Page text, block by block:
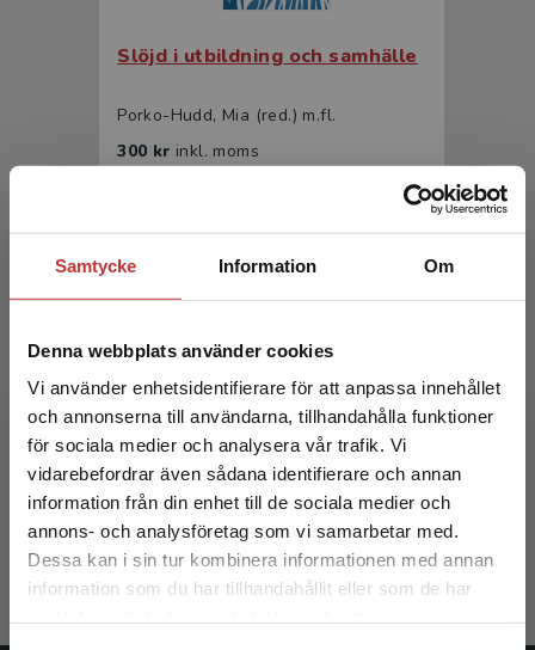
Samtycke Information Om
Denna webbplats använder cookies
Vi använder enhetsidentifierare för att anpassa innehållet
och annonserna till användarna, tillhandahålla funktioner
för sociala medier och analysera vår trafik. Vi
vidarebefordrar även sådana identifierare och annan
information från din enhet till de sociala medier och
annons- och analysföretag som vi samarbetar med.
Dessa kan i sin tur kombinera informationen med annan
information som du har tillhandahållit eller som de har
Begränsad fraktregion
Det verkar som att du besöker
studentlitteratur.se via en enhet utanför Sverige.
Slöjd i utbildning och samhälle
Porko-Hudd, Mia (red.) m.fl.
300 kr inkl. moms
Slöjd i utbildning och samhälle
Porko-Hudd, Mia (red.) m.fl.
186 krinkl. moms
Exkl. moms: 175 kr